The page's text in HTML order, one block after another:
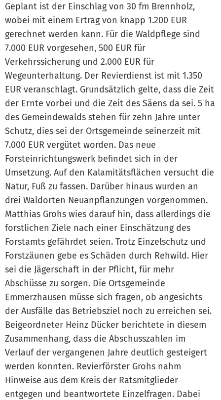
Geplant ist der Einschlag von 30 fm Brennholz,
wobei mit einem Ertrag von knapp 1.200 EUR
gerechnet werden kann. Für die Waldpflege sind
7.000 EUR vorgesehen, 500 EUR für
Verkehrssicherung und 2.000 EUR für
Wegeunterhaltung. Der Revierdienst ist mit 1.350
EUR veranschlagt. Grundsätzlich gelte, dass die Zeit
der Ernte vorbei und die Zeit des Säens da sei. 5 ha
des Gemeindewalds stehen für zehn Jahre unter
Schutz, dies sei der Ortsgemeinde seinerzeit mit
7.000 EUR vergütet worden. Das neue
Forsteinrichtungswerk befindet sich in der
Umsetzung. Auf den Kalamitätsflächen versucht die
Natur, Fuß zu fassen. Darüber hinaus wurden an
drei Waldorten Neuanpflanzungen vorgenommen.
Matthias Grohs wies darauf hin, dass allerdings die
forstlichen Ziele nach einer Einschätzung des
Forstamts gefährdet seien. Trotz Einzelschutz und
Forstzäunen gebe es Schäden durch Rehwild. Hier
sei die Jägerschaft in der Pflicht, für mehr
Abschüsse zu sorgen. Die Ortsgemeinde
Emmerzhausen müsse sich fragen, ob angesichts
der Ausfälle das Betriebsziel noch zu erreichen sei.
Beigeordneter Heinz Dücker berichtete in diesem
Zusammenhang, dass die Abschusszahlen im
Verlauf der vergangenen Jahre deutlich gesteigert
werden konnten. Revierförster Grohs nahm
Hinweise aus dem Kreis der Ratsmitglieder
entgegen und beantwortete Einzelfragen. Dabei